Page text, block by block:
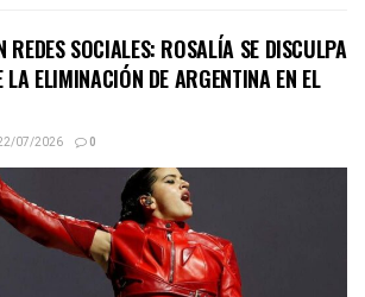
REDES SOCIALES: ROSALÍA SE DISCULPA
LA ELIMINACIÓN DE ARGENTINA EN EL
07/2026 0